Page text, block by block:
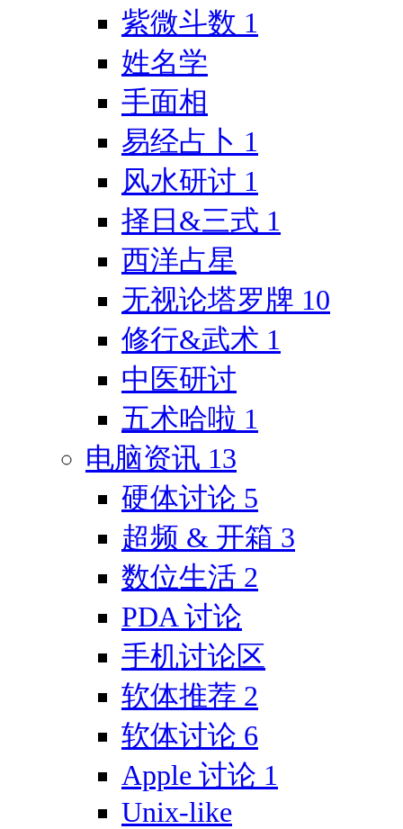
紫微斗数 1
姓名学
手面相
易经占卜 1
风水研讨 1
择日&三式 1
西洋占星
无视论塔罗牌 10
修行&武术 1
中医研讨
五术哈啦 1
电脑资讯 13
硬体讨论 5
超频 & 开箱 3
数位生活 2
PDA 讨论
手机讨论区
软体推荐 2
软体讨论 6
Apple 讨论 1
Unix-like